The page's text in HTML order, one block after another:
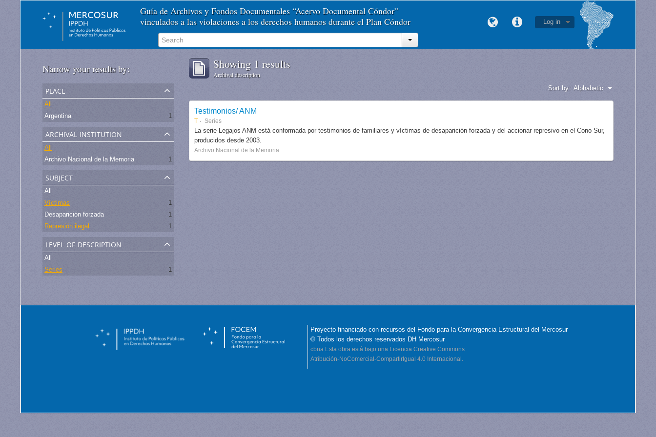
Guía de Archivos y Fondos Documentales “Acervo Documental Cóndor”
vinculados a las violaciones a los derechos humanos durante el Plan Cóndor
Log in
Narrow your results by:
place
All
Argentina
1
archival institution
All
Archivo Nacional de la Memoria
1
subject
All
Víctimas
1
Desaparición forzada
1
Represión ilegal
1
level of description
All
Series
1
Showing 1 results
Archival description
Sort by: Alphabetic
Testimonios/ ANM
T Series
La serie Legajos ANM está conformada por testimonios de familiares y víctimas de desaparición forzada y del accionar represivo en el Cono Sur,
producidos desde 2003.
Archivo Nacional de la Memoria
Proyecto financiado con recursos del Fondo para la Convergencia Estructural del Mercosur
© Todos los derechos reservados DH Mercosur
cbna Esta obra está bajo una Licencia Creative Commons
Atribución-NoComercial-CompartirIgual 4.0 Internacional.